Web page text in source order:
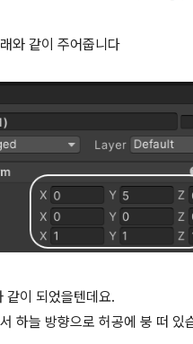
와 같이 주어줍니다
이 되었을텐데요.
하늘 방향으로 허공에 붕 떠 있